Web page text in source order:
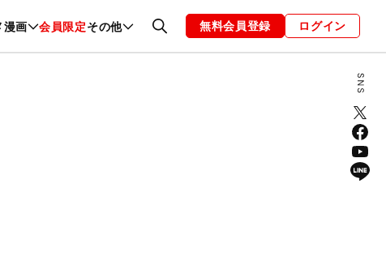
漫画 会員限定その他
ファッション 恋愛・結婚 編集部 お知らせ
無料会員登録 ログイン